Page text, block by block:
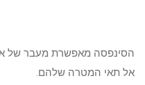
הסינפסה מאפשרת מעבר של
אל תאי המטרה שלהם.